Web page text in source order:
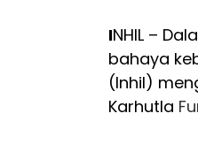
INHIL –
bahaya
(Inhil)
Karhutla